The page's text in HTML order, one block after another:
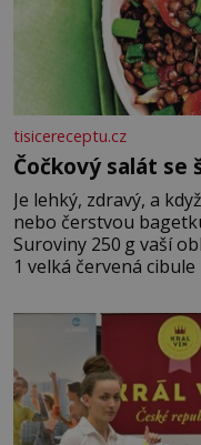
tisicereceptu.cz
Čočkový salát se
Je lehký, zdravý, a
nebo čerstvou
Suroviny 250 g vaší oblíbené čočky 150 g cherry rajčátek
1 velká červená cibule